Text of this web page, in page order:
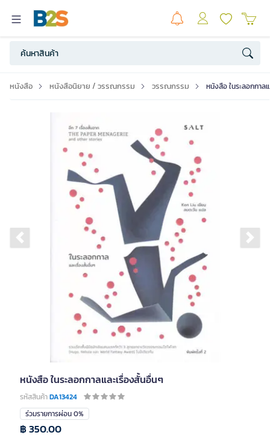
หนังสือ หนังสือนิยาย / วรรณกรรม วรรณกรรม หนังสือ ในระลอกกาล
Previous slide
หนังสือ ในระลอกกาลและเรื่องสั้นอื่นๆ
รหัสสินค้าDA13424
ร่วมรายการผ่อน 0%
฿ 350.00